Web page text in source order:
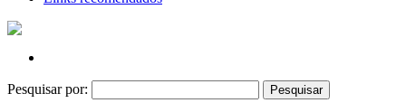
Pesquisar por: